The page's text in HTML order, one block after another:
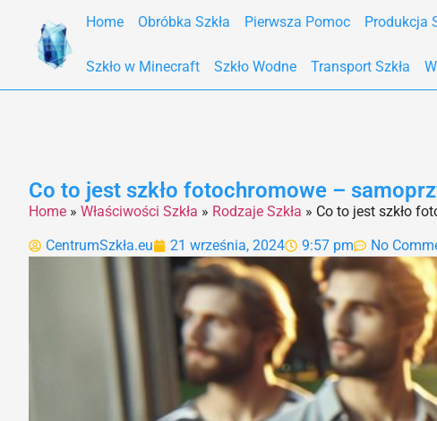
Home Obróbka Szkła Pierwsza Pomoc Produkcja
Szkło w Minecraft Szkło Wodne Transport Szkła
Co to jest szkło fotochromowe –
Home » Właściwości Szkła » Rodzaje Szkła » Co to jest szkło
CentrumSzkła.eu 21 września, 2024 9:57 pm No